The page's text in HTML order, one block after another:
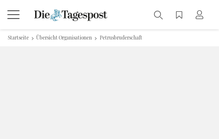
Startseite Übersicht Organisationen Petrusbruderschaft